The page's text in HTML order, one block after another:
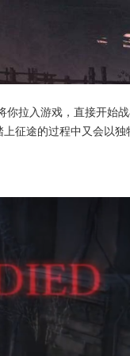
拉入游戏，直接开始
征途的过程中又会以